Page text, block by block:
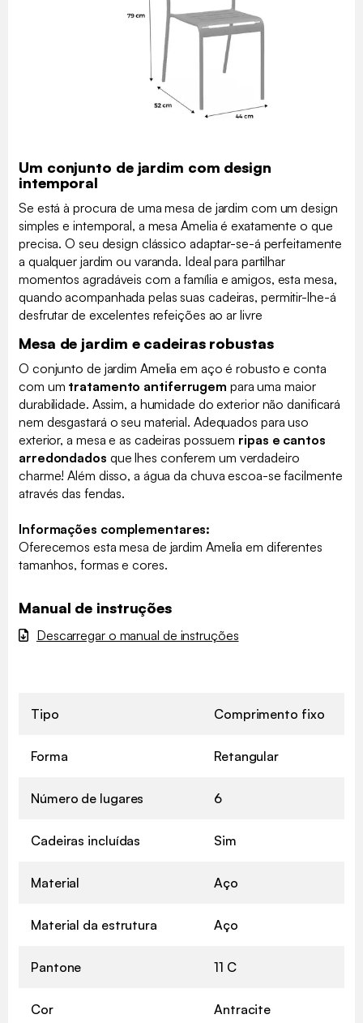
Um conjunto de jardim com design
intemporal
Se está à procura de uma mesa de jardim com um design
simples e intemporal, a mesa Amelia é exatamente o que
precisa. O seu design clássico adaptar-se-á perfeitamente
a qualquer jardim ou varanda. Ideal para partilhar
momentos agradáveis com a família e amigos, esta mesa,
quando acompanhada pelas suas cadeiras, permitir-lhe-á
desfrutar de excelentes refeições ao ar livre
Mesa de jardim e cadeiras robustas
O conjunto de jardim Amelia em aço é robusto e conta
com um tratamento antiferrugem para uma maior
durabilidade. Assim, a humidade do exterior não danificará
nem desgastará o seu material. Adequados para uso
exterior, a mesa e as cadeiras possuem ripas e cantos
arredondados que lhes conferem um verdadeiro
charme! Além disso, a água da chuva escoa-se facilmente
através das fendas.
Informações complementares:
Oferecemos esta mesa de jardim Amelia em diferentes
tamanhos, formas e cores.
Manual de instruções
Descarregar o manual de instruções
Tipo Comprimento fixo
Forma Retangular
Número de lugares 6
Cadeiras incluídas Sim
Material Aço
Material da estrutura Aço
Pantone 11 C
Cor Antracite